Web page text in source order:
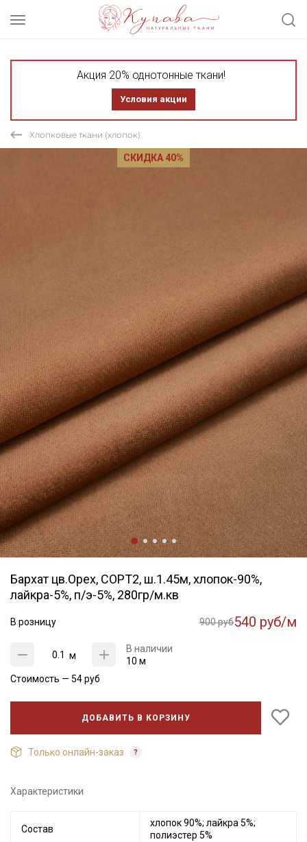
Акция 20% однотонные ткани!
Условия акции
Хлопковые ткани (хлопок)
СКИДКА 40%
Бархат цв.Орех, СОРТ2, ш.1.45м, хлопок-90%,
лайкра-5%, п/э-5%, 280гр/м.кв
В розницу 900 руб540 руб/м
м
В наличии
10 м
Стоимость — 54руб
ДОБАВИТЬ В КОРЗИНУ
Только онлайн-заказ
Характеристики
Состав
хлопок 90%; лайкра 5%;
полиэстер 5%